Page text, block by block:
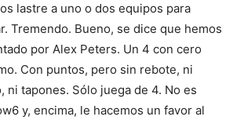
lastre a uno o dos equipos para
Tremendo. Bueno, se dice que hemos
por Alex Peters. Un 4 con cero
Con puntos, pero sin rebote, ni
ni tapones. Sólo juega de 4. No es
y, encima, le hacemos un favor al